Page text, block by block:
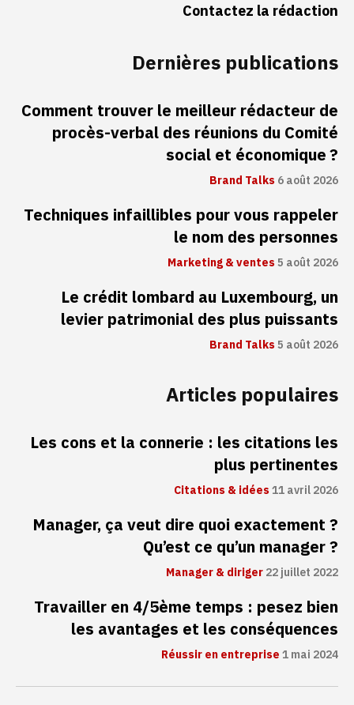
Contactez la rédaction
Dernières publications
Comment trouver le meilleur rédacteur de
procès-verbal des réunions du Comité
social et économique ?
Brand Talks6 août 2026
Techniques infaillibles pour vous rappeler
le nom des personnes
Marketing & ventes5 août 2026
Le crédit lombard au Luxembourg, un
levier patrimonial des plus puissants
Brand Talks5 août 2026
Articles populaires
Les cons et la connerie : les citations les
plus pertinentes
Citations & idées11 avril 2026
Manager, ça veut dire quoi exactement ?
Qu’est ce qu’un manager ?
Manager & diriger22 juillet 2022
Travailler en 4/5ème temps : pesez bien
les avantages et les conséquences
Réussir en entreprise1 mai 2024